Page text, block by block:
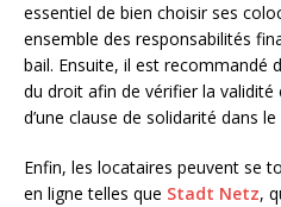
essentiel de bien choisir ses
ensemble des responsabilités
bail. Ensuite, il est recommandé
du droit afin de vérifier la
d’une clause de solidarité dans
Enfin, les locataires peuvent se
en ligne telles que Stadt Netz,